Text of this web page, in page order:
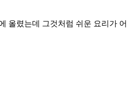
올렸는데 그것처럼 쉬운 요리가 어